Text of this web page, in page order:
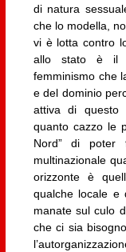
di natura
che lo modella,
vi è lotta contro
allo stato è il
femminismo che
e del dominio
attiva di questo
quanto cazzo le
Nord” di poter
multinazionale
orizzonte è
qualche locale e
manate sul culo
che ci sia